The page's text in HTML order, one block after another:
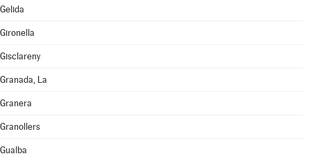
Gelida
Gironella
Gisclareny
Granada, La
Granera
Granollers
Gualba